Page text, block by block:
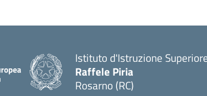
Istituto d'Istruzione
Raffele Piria
Rosarno (RC)